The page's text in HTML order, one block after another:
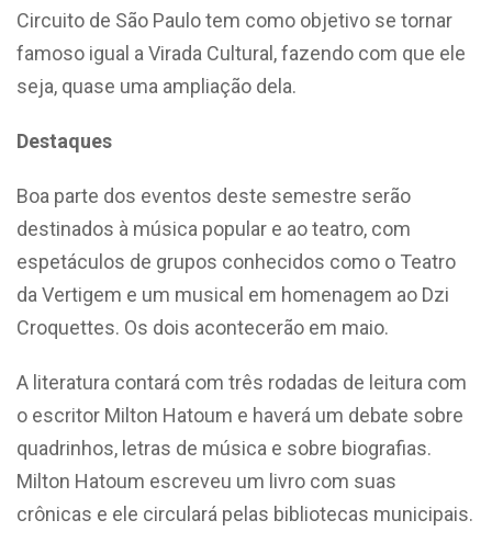
Circuito de São Paulo tem como objetivo se tornar
famoso igual a Virada Cultural, fazendo com que ele
seja, quase uma ampliação dela.
Destaques
Boa parte dos eventos deste semestre serão
destinados à música popular e ao teatro, com
espetáculos de grupos conhecidos como o Teatro
da Vertigem e um musical em homenagem ao Dzi
Croquettes. Os dois acontecerão em maio.
A literatura contará com três rodadas de leitura com
o escritor Milton Hatoum e haverá um debate sobre
quadrinhos, letras de música e sobre biografias.
Milton Hatoum escreveu um livro com suas
crônicas e ele circulará pelas bibliotecas municipais.